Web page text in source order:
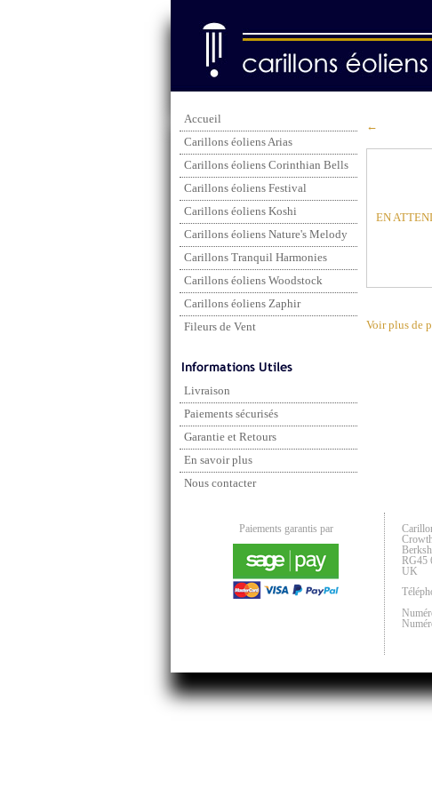
←
EN
Voir plus de
Accueil
Carillons éoliens Arias
Carillons éoliens Corinthian Bells
Carillons éoliens Festival
Carillons éoliens Koshi
Carillons éoliens Nature's Melody
Carillons Tranquil Harmonies
Carillons éoliens Woodstock
Carillons éoliens Zaphir
Fileurs de Vent
Livraison
Paiements sécurisés
Garantie et Retours
En savoir plus
Nous contacter
Paiements garantis par
RG45
UK